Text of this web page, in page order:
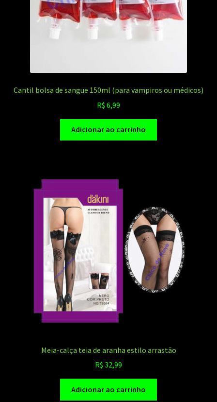
Cantil bolsa de sangue 150ml (para vampiros ou médicos)
R$ 6,99
Adicionar ao carrinho
Meia-calça teia de aranha estilo arrastão
R$ 32,99
Adicionar ao carrinho